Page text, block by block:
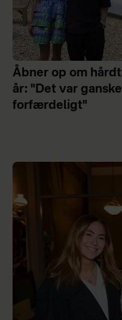
Åbner op om hårdt
år: "Det var ganske
forfærdeligt"